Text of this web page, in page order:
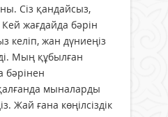
Сіз қандайсыз,
Кей жағдайда бәрін
келіп, жан дүниеңіз
Мың құбылған
бәрінен
мыналарды
Жай ғана көңілсіздік